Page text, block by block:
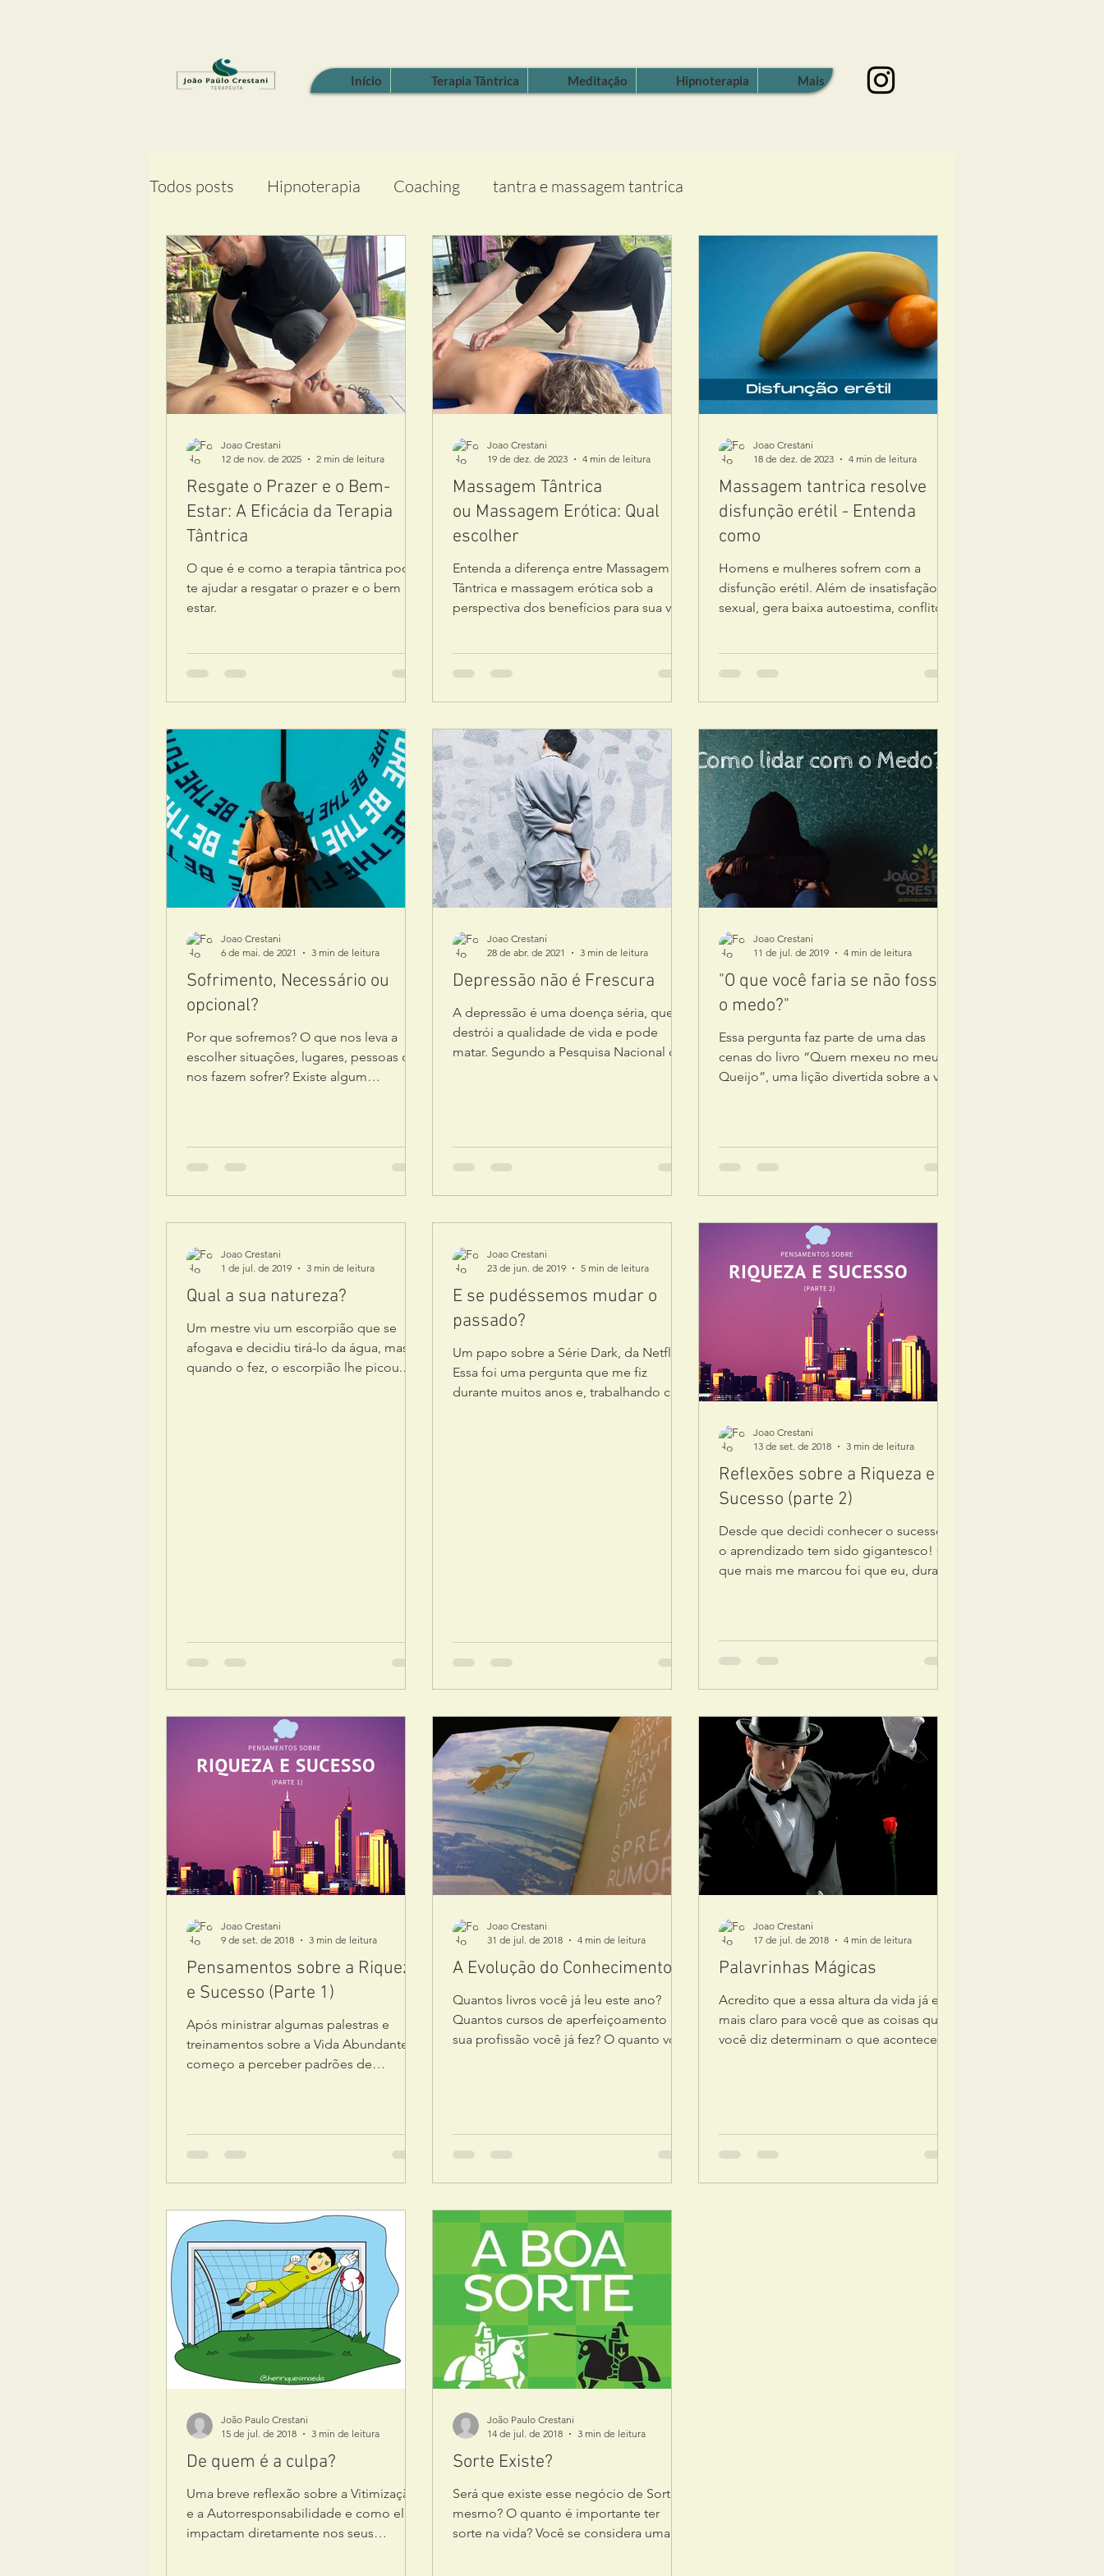
Início Terapia Tântrica Meditação Hipnoterapia Mais
Todos posts Hipnoterapia Coaching tantra e massagem tantrica
Resgate o Prazer e o Bem-
Estar: A Eficácia da Terapia
Tântrica
O que é e como a terapia tântrica pode
te ajudar a resgatar o prazer e o bem
estar.
Joao Crestani
12 de nov. de 2025
2 min de leitura
Massagem Tântrica
ou Massagem Erótica: Qual
escolher
Entenda a diferença entre Massagem
Tântrica e massagem erótica sob a
perspectiva dos benefícios para sua vida
Joao Crestani
19 de dez. de 2023
4 min de leitura
Massagem tantrica resolve
disfunção erétil - Entenda
como
Homens e mulheres sofrem com a
disfunção erétil. Além de insatisfação
sexual, gera baixa autoestima, conflitos
Joao Crestani
18 de dez. de 2023
4 min de leitura
Sofrimento, Necessário ou
opcional?
Por que sofremos? O que nos leva a
escolher situações, lugares, pessoas que
nos fazem sofrer? Existe algum
Joao Crestani
6 de mai. de 2021
3 min de leitura
Depressão não é Frescura
A depressão é uma doença séria, que
destrói a qualidade de vida e pode
matar. Segundo a Pesquisa Nacional de
Joao Crestani
28 de abr. de 2021
3 min de leitura
"O que você faria se não fosse
o medo?"
Essa pergunta faz parte de uma das
cenas do livro “Quem mexeu no meu
Queijo”, uma lição divertida sobre a vida
Joao Crestani
11 de jul. de 2019
4 min de leitura
Qual a sua natureza?
Um mestre viu um escorpião que se
afogava e decidiu tirá-lo da água, mas
quando o fez, o escorpião lhe picou.
Joao Crestani
1 de jul. de 2019
3 min de leitura
E se pudéssemos mudar o
passado?
Um papo sobre a Série Dark, da Netflix
Essa foi uma pergunta que me fiz
durante muitos anos e, trabalhando com
Joao Crestani
23 de jun. de 2019
5 min de leitura
Reflexões sobre a Riqueza e o
Sucesso (parte 2)
Desde que decidi conhecer o sucesso,
o aprendizado tem sido gigantesco! O
que mais me marcou foi que eu, durante
Joao Crestani
13 de set. de 2018
3 min de leitura
Pensamentos sobre a Riqueza
e Sucesso (Parte 1)
Após ministrar algumas palestras e
treinamentos sobre a Vida Abundante*,
começo a perceber padrões de
Joao Crestani
9 de set. de 2018
3 min de leitura
A Evolução do Conhecimento
Quantos livros você já leu este ano?
Quantos cursos de aperfeiçoamento na
sua profissão você já fez? O quanto você
Joao Crestani
31 de jul. de 2018
4 min de leitura
Palavrinhas Mágicas
Acredito que a essa altura da vida já está
mais claro para você que as coisas que
você diz determinam o que acontecem
Joao Crestani
17 de jul. de 2018
4 min de leitura
De quem é a culpa?
Uma breve reflexão sobre a Vitimização
e a Autorresponsabilidade e como elas
impactam diretamente nos seus
João Paulo Crestani
15 de jul. de 2018
3 min de leitura
Sorte Existe?
Será que existe esse negócio de Sorte
mesmo? O quanto é importante ter
sorte na vida? Você se considera uma
João Paulo Crestani
14 de jul. de 2018
3 min de leitura